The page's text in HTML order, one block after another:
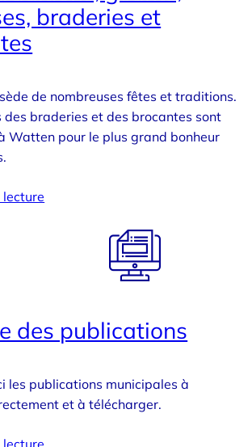
braderies et
de nombreuses fêtes et traditions.
des braderies et des brocantes sont
Watten pour le plus grand bonheur
lecture
des publications
les publications municipales à
et à télécharger.
lecture